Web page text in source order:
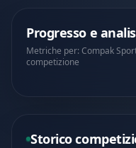
Progresso e
Metriche per: Compak
competizione
Storico